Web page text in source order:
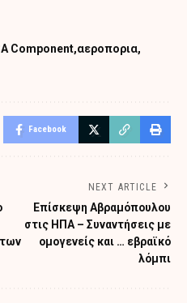
Component αεροπορια
Facebook
NEXT ARTICLE
Επίσκεψη Αβραμόπουλου
στις ΗΠΑ – Συναντήσεις με
ομογενείς και … εβραϊκό
λόμπι